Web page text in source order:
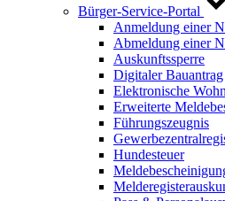
Bürger-Service-Portal
Anmeldung einer
Abmeldung einer
Auskunftssperre
Digitaler Bauantrag
Elektronische
Erweiterte
Führungszeugnis
Hundesteuer